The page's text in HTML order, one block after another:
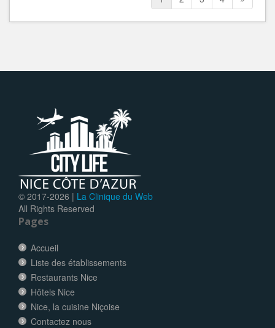
© 2017-2026 | La Clinique du Web
All Rights Reserved
Pages
Accueil
Liste des établissements
Restaurants Nice
Hôtels Nice
Nice, la cuisine Niçoise
Contactez nous